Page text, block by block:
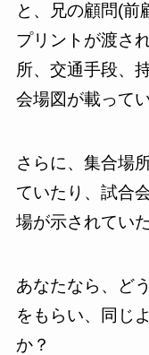
と、兄の顧問(前
プリントが渡さ
所、交通手段、
会場図が載って
さらに、集合場
ていたり、試合
場が示されてい
あなたなら、ど
をもらい、同じ
か？